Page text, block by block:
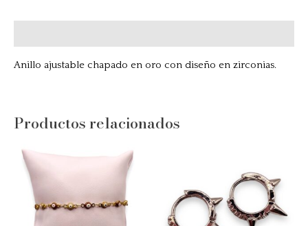
Anillo ajustable chapado en oro con diseño en zirconias.
Productos relacionados